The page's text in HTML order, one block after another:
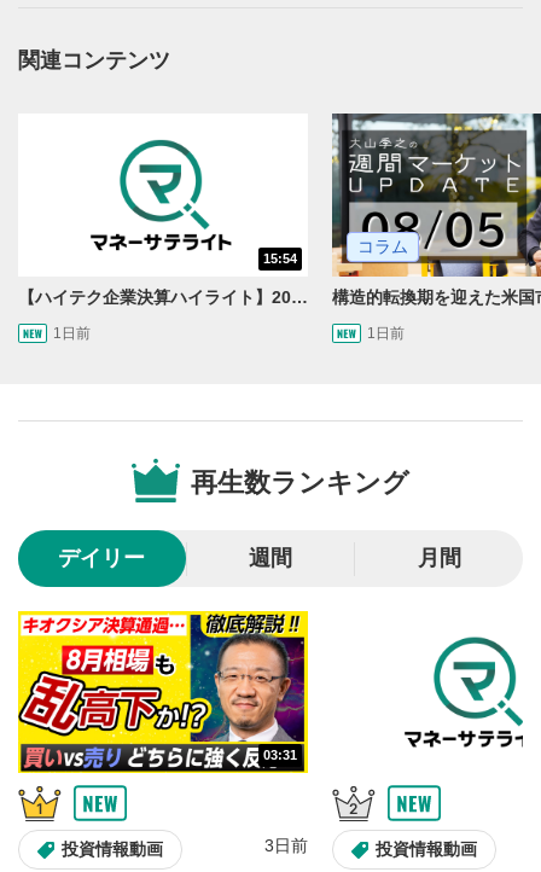
動画再生エリアにマウスを乗せると表示されます。
動画を再生または一時停止します。
10秒戻し/10秒送り
10秒、動画を巻き戻し/早送りします。
再生位置を示しています。再生したい位置をクリック
するとその位置から動画が再生されます。
スライダーを上下すると音量が調整できます。
8
全画面表示
動画が全画面で表示されます。再度クリックすると元
のサイズに戻ります。
関連コンテンツ
15:54
【ハイテク企業決算ハイライト】2027年分のメモリに売切れ報道!?＜米国マーケットダイジェスト8/5号＞
1日前
コラム
1日前
再生数ランキング
デイリー 週間 月間
03:31
投資情報動画 3日前 投資情報動画